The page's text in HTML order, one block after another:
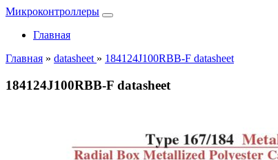
Микроконтроллеры
Главная
Главная » datasheet » 184124J100RBB-F datasheet
184124J100RBB-F datasheet